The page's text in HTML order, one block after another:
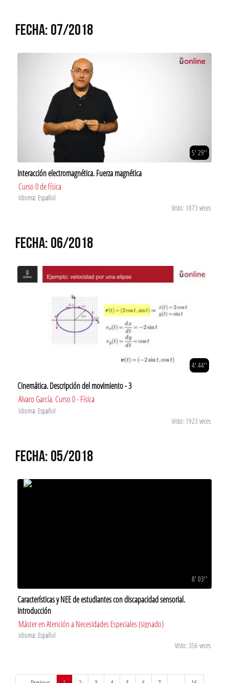
FECHA: 07/2018
5' 29''
Interacción electromagnética. Fuerza magnética
Curso 0 de física
Idioma: Español
Visto: 1073 veces
FECHA: 06/2018
4' 44''
Cinemática. Descripción del movimiento - 3
Álvaro García. Curso 0 - Física
Idioma: Español
Visto: 1923 veces
FECHA: 05/2018
8' 03''
Características y NEE de estudiantes con discapacidad sensorial.
Introducción
Máster en Atención a Necesidades Especiales (signado)
Idioma: Español
Visto: 356 veces